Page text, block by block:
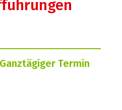
Ganztägiger Termin